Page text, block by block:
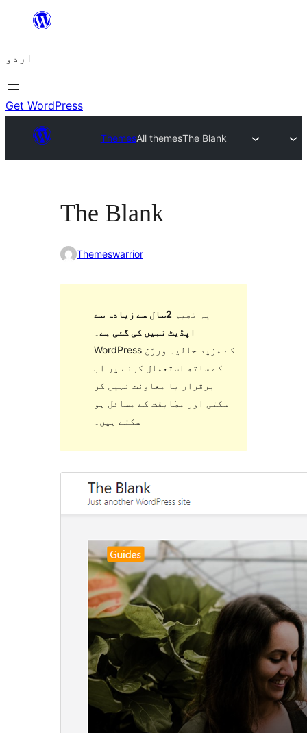
چھوڑیں
پر
جائیں
اردو
Get WordPress
ThemesAll themesThe Blank
The Blank
Themeswarrior
یہ تھیم
2سال سے زیادہ سے
اپڈیٹ نہیں کی گئی ہے
WordPress کے مزید حالیہ ورژن
کے ساتھ استعمال کرنے پر اب
برقرار یا معاونت نہیں کر
سکتی اور مطابقت کے مسائل ہو
سکتے ہیں۔